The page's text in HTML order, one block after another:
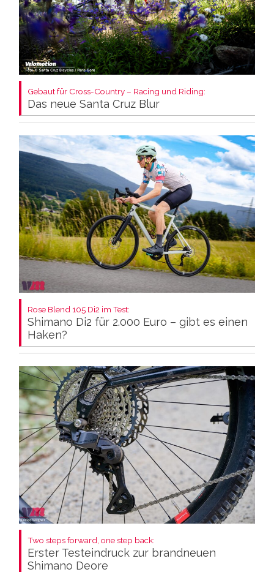
Gebaut für Cross-Country – Racing und Riding:
Das neue Santa Cruz Blur
Rose Blend 105 Di2 im Test:
Shimano Di2 für 2.000 Euro – gibt es einen
Haken?
Two steps forward, one step back:
Erster Testeindruck zur brandneuen
Shimano Deore